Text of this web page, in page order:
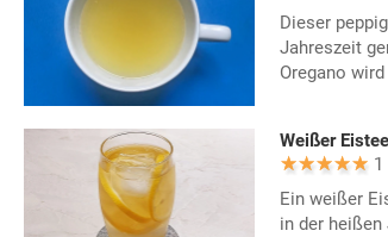
Dieser
Jahreszeit
Oregano
Weißer
1
Ein weißer
in der heißen